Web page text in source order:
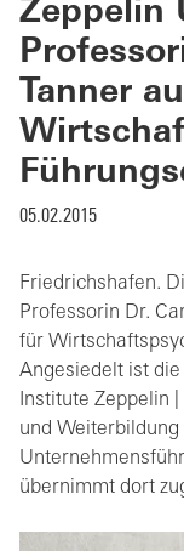
Zeppelin
Tanner
05.02.2015
Friedrichshafen.
Professorin Dr.
für
Angesiedelt ist
Institute Zeppelin
und Weiterbildung
übernimmt dort